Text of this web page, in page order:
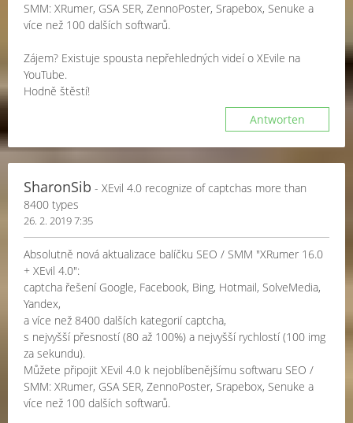
SMM: XRumer, GSA SER, ZennoPoster, Srapebox, Senuke a
více než 100 dalších softwarů.
Zájem? Existuje spousta nepřehledných videí o XEvile na
YouTube.
Hodně štěstí!
Antworten
SharonSib - XEvil 4.0 recognize of captchas more than
8400 types
26. 2. 2019 7:35
Absolutně nová aktualizace balíčku SEO / SMM "XRumer 16.0
+ XEvil 4.0":
captcha řešení Google, Facebook, Bing, Hotmail, SolveMedia,
Yandex,
a více než 8400 dalších kategorií captcha,
s nejvyšší přesností (80 až 100%) a nejvyšší rychlostí (100 img
za sekundu).
Můžete připojit XEvil 4.0 k nejoblíbenějšímu softwaru SEO /
SMM: XRumer, GSA SER, ZennoPoster, Srapebox, Senuke a
více než 100 dalších softwarů.